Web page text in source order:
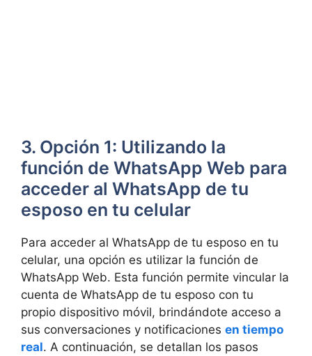
3. Opción 1: Utilizando la
función de WhatsApp Web para
acceder al WhatsApp de tu
esposo en tu celular
Para acceder al WhatsApp de tu esposo en tu
celular, una opción es utilizar la función de
WhatsApp Web. Esta función permite vincular la
cuenta de WhatsApp de tu esposo con tu
propio dispositivo móvil, brindándote acceso a
sus conversaciones y notificaciones en tiempo
real. A continuación, se detallan los pasos